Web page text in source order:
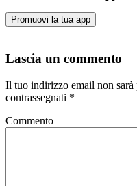
Promuovi la tua app
Lascia un commento
Il tuo indirizzo email non sarà
contrassegnati *
Commento